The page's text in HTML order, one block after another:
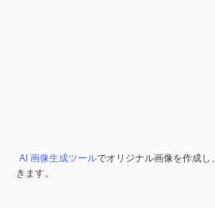
AI 画像生成ツールでオリジナル画像を作成し、
きます。